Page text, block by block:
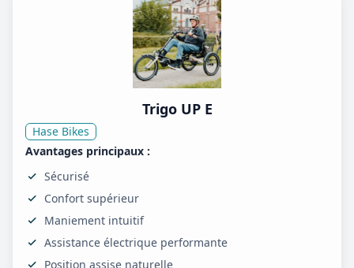
Trigo UP E
Hase Bikes
Avantages principaux :
Sécurisé
Confort supérieur
Maniement intuitif
Assistance électrique performante
Position assise naturelle